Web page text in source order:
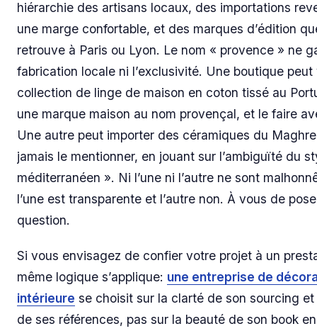
hiérarchie des artisans locaux, des importations
une marge confortable, et des marques d’édition
retrouve à Paris ou Lyon. Le nom « provence » ne
fabrication locale ni l’exclusivité. Une boutique
collection de linge de maison en coton tissé au
une marque maison au nom provençal, et le faire
Une autre peut importer des céramiques du
jamais le mentionner, en jouant sur l’ambiguïté du
méditerranéen ». Ni l’une ni l’autre ne sont
l’une est transparente et l’autre non. À vous de
question.
Si vous envisagez de confier votre projet à un
même logique s’applique: une entreprise de
intérieure se choisit sur la clarté de son sourcing
de ses références, pas sur la beauté de son book